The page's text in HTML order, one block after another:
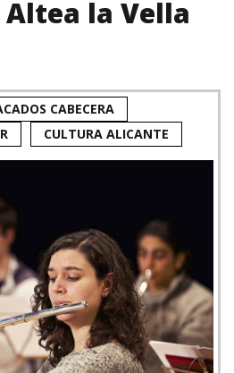
la Vella
CABECERA
CULTURA ALICANTE